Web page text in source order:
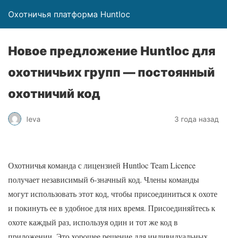
Охотничья платформа Huntloc
Новое предложение Huntloc для
охотничьих групп — постоянный
охотничий код
Ieva 3 года назад
Охотничья команда с лицензией Huntloc Team Licence
получает независимый 6-значный код. Члены команды
могут использовать этот код, чтобы присоединиться к охоте
и покинуть ее в удобное для них время. Присоединяйтесь к
охоте каждый раз, используя один и тот же код в